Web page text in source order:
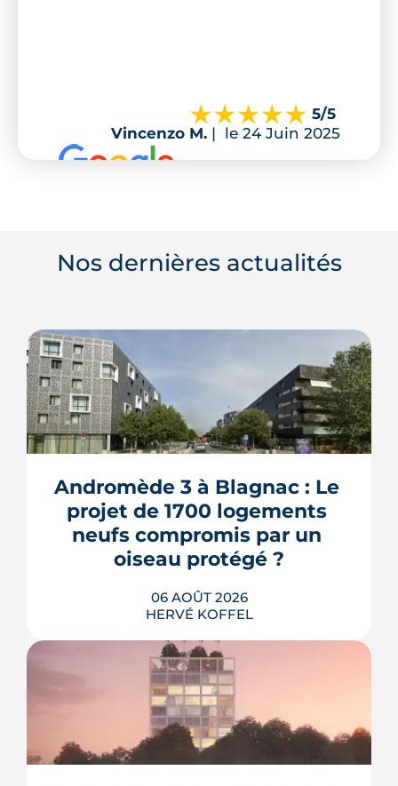
5/5
Vincenzo M. | le 24 Juin 2025
Nos dernières actualités
Andromède 3 à Blagnac : Le
projet de 1700 logements
neufs compromis par un
oiseau protégé ?
06 AOÛT 2026
HERVÉ KOFFEL
La troisième et dernière phase de
l'écoquartier Andromède doit livrer
près de 1 700 logements à partir de